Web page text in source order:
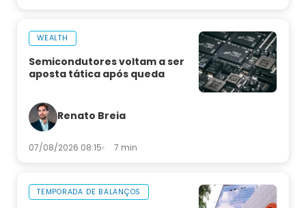
WEALTH
Semicondutores voltam a ser
aposta tática após queda
Renato Breia
07/08/2026 08:15 7 min
TEMPORADA DE BALANÇOS